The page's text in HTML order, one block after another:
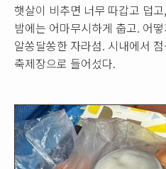
햇살이 비추면 너무 따갑고 덥
밤에는 어마무시하게 춥고. 어
알쏭달쏭한 자라섬. 시내에서
축제장으로 들어섰다.